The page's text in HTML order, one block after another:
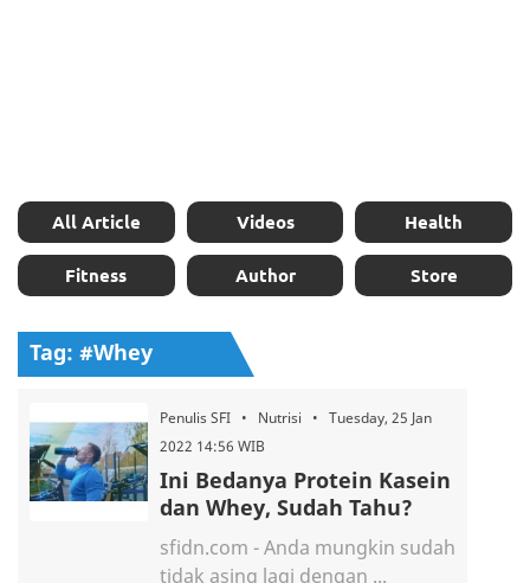
All Article Videos Health
Fitness Author Store
Tag: #Whey
Penulis SFI • Nutrisi • Tuesday, 25 Jan
2022 14:56 WIB
Ini Bedanya Protein Kasein
dan Whey, Sudah Tahu?
sfidn.com - Anda mungkin sudah
tidak asing lagi dengan ...